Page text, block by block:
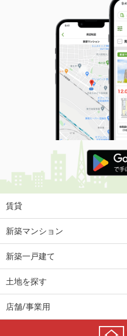
賃貸
新築マンション
新築一戸建て
土地を探す
店舗/事業用